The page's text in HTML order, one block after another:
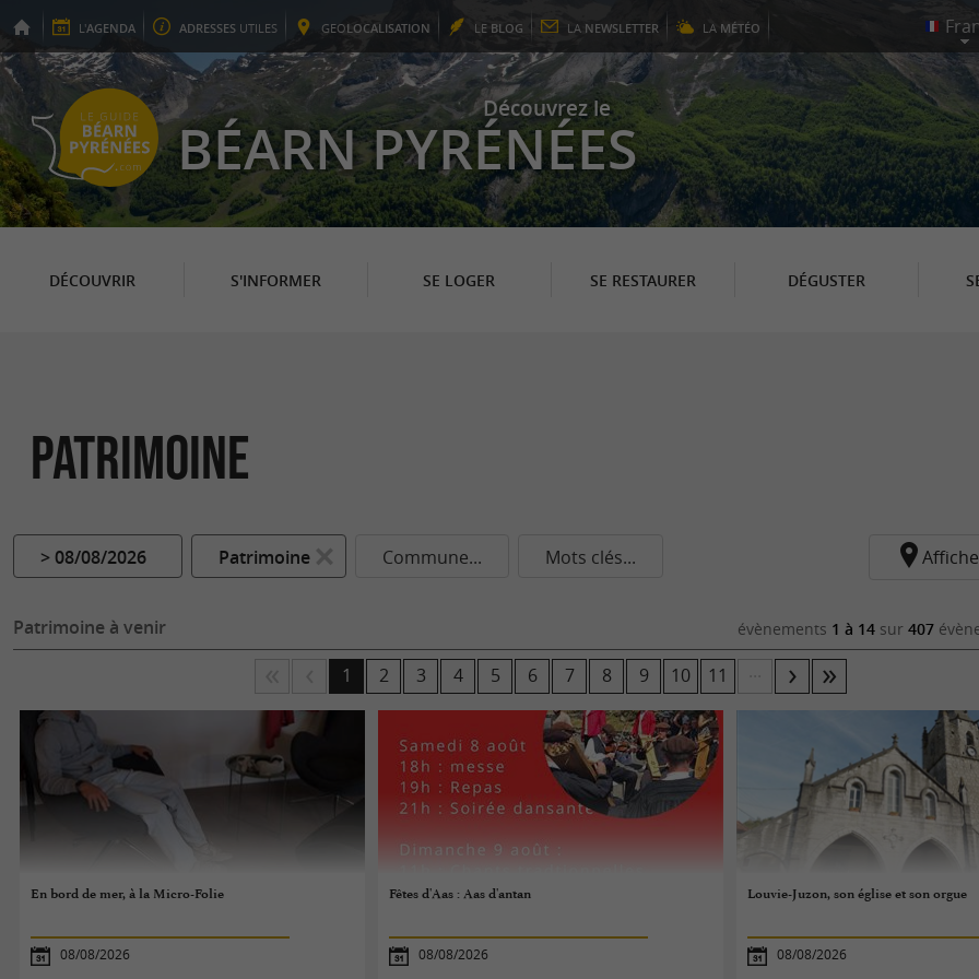
L'AGENDA ADRESSES UTILES GEOLOCALISATION LE BLOG LA NEWSLETTER LA MÉTÉO
Découvrez le
BÉARN PYRÉNÉES
DÉCOUVRIR S'INFORMER SE LOGER SE RESTAURER DÉGUSTER
Patrimoine
> 08/08/2026 Patrimoine Commune... Mots clés...
Patrimoine à venir évènements 1 à 14 sur 407
1 2 3 4 5 6 7 8 9 10 11
En bord de mer, à la Micro-Folie
08/08/2026
Fêtes d'Aas : Aas d'antan
08/08/2026
Louvie-Juzon, son église et son orgue
08/08/2026